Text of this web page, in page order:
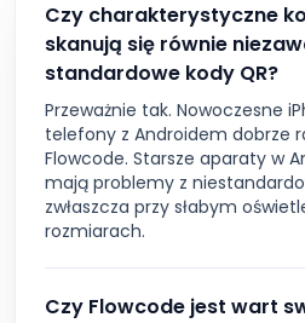
Czy charakterystyczne
skanują się równie
standardowe kody QR?
Przeważnie tak. Nowoczesne
telefony z Androidem dobrze
Flowcode. Starsze aparaty w
mają problemy z
zwłaszcza przy słabym
rozmiarach.
Czy Flowcode jest wart